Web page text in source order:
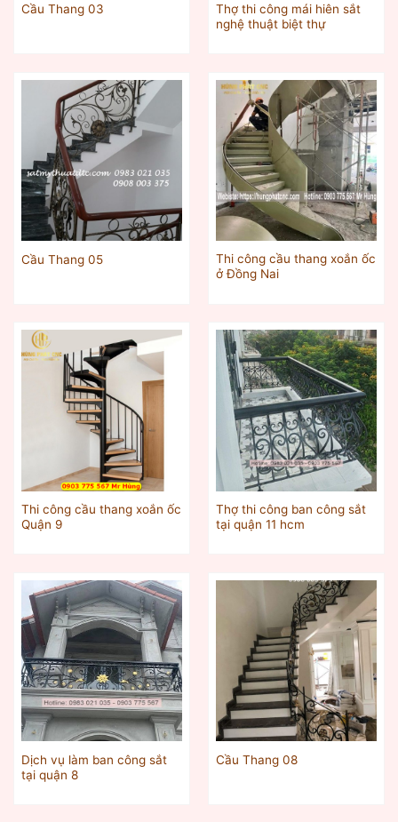
Cầu Thang 03
Thợ thi công mái hiên sắt
nghệ thuật biệt thự
Cầu Thang 05
Thi công cầu thang xoắn ốc
ở Đồng Nai
Thi công cầu thang xoắn ốc
Quận 9
Thợ thi công ban công sắt
tại quận 11 hcm
Dịch vụ làm ban công sắt
tại quận 8
Cầu Thang 08